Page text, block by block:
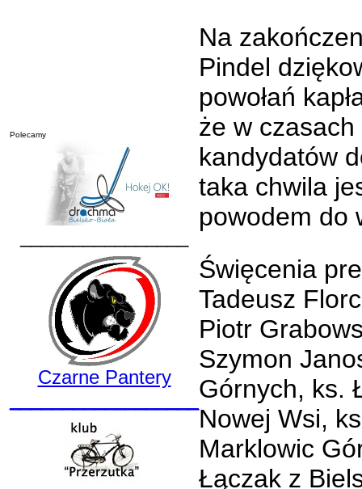
Polecamy
Czarne Pantery
Na
Pindel
powołań
że w
kandydatów
taka chwila
powodem do
Święcenia
Tadeusz
Piotr
Szymon
Górnych, ks.
Nowej Wsi,
Marklowic
Łączak z